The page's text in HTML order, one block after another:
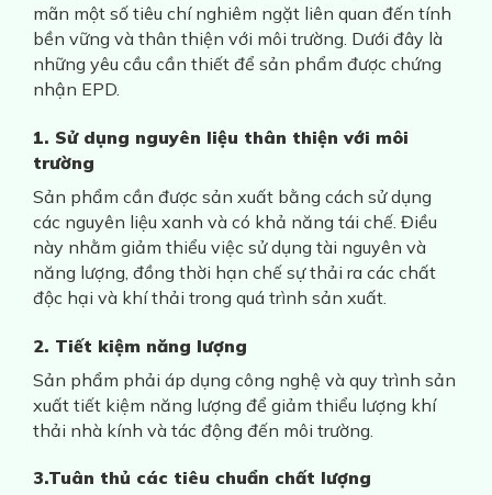
mãn một số tiêu chí nghiêm ngặt liên quan đến tính
bền vững và thân thiện với môi trường. Dưới đây là
những yêu cầu cần thiết để sản phẩm được chứng
nhận EPD.
1. Sử dụng nguyên liệu thân thiện với môi
trường
Sản phẩm cần được sản xuất bằng cách sử dụng
các nguyên liệu xanh và có khả năng tái chế. Điều
này nhằm giảm thiểu việc sử dụng tài nguyên và
năng lượng, đồng thời hạn chế sự thải ra các chất
độc hại và khí thải trong quá trình sản xuất.
2. Tiết kiệm năng lượng
Sản phẩm phải áp dụng công nghệ và quy trình sản
xuất tiết kiệm năng lượng để giảm thiểu lượng khí
thải nhà kính và tác động đến môi trường.
3.Tuân thủ các tiêu chuẩn chất lượng